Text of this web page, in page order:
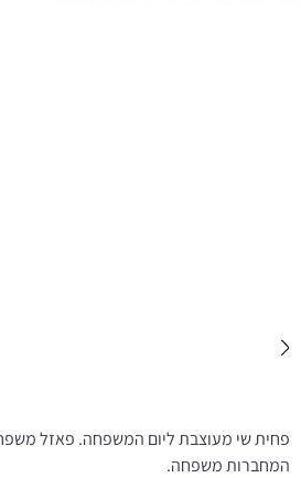
פחית שי מעוצבת ליום המשפחה. פאזל
המחברות משפחה.